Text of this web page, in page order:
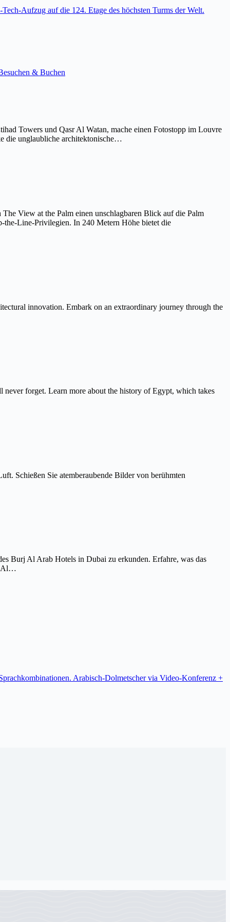
Aufzug auf die 124. Etage des höchsten Turms der Welt.
& Buchen
Towers und Qasr Al Watan, mache einen Fotostopp im Louvre
die unglaubliche architektonische…
View at the Palm einen unschlagbaren Blick auf die Palm
the-Line-Privilegien. In 240 Metern Höhe bietet die
innovation. Embark on an extraordinary journey through the
forget. Learn more about the history of Egypt, which takes
Schießen Sie atemberaubende Bilder von berühmten
Burj Al Arab Hotels in Dubai zu erkunden. Erfahre, was das
Al…
Arabisch-Dolmetscher via Video-Konferenz +